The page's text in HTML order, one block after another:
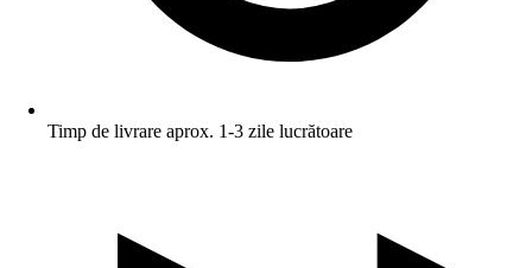
Timp de livrare aprox. 1-3 zile lucrătoare